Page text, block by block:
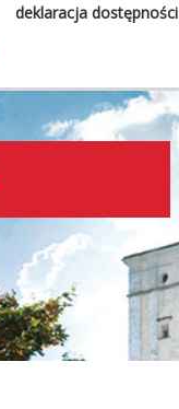
deklaracja dostępności